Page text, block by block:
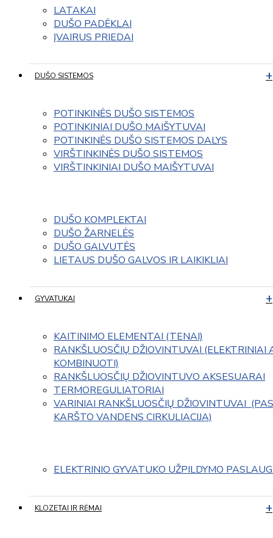
LATAKAI
DUŠO PADĖKLAI
ĮVAIRUS PRIEDAI
DUŠO SISTEMOS
POTINKINĖS DUŠO SISTEMOS
POTINKINIAI DUŠO MAIŠYTUVAI
POTINKINĖS DUŠO SISTEMOS DALYS
VIRŠTINKINĖS DUŠO SISTEMOS
VIRŠTINKINIAI DUŠO MAIŠYTUVAI
DUŠO KOMPLEKTAI
DUŠO ŽARNELĖS
DUŠO GALVUTĖS
LIETAUS DUŠO GALVOS IR LAIKIKLIAI
GYVATUKAI
KAITINIMO ELEMENTAI (TENAI)
RANKŠLUOSČIŲ DŽIOVINTUVAI (ELEKTRINIAI
KOMBINUOTI)
RANKŠLUOSČIŲ DŽIOVINTUVO AKSESUARAI
TERMOREGULIATORIAI
VARINIAI RANKŠLUOSČIŲ DŽIOVINTUVAI
KARŠTO VANDENS CIRKULIACIJA)
ELEKTRINIO GYVATUKO UŽPILDYMO
KLOZETAI IR RĖMAI